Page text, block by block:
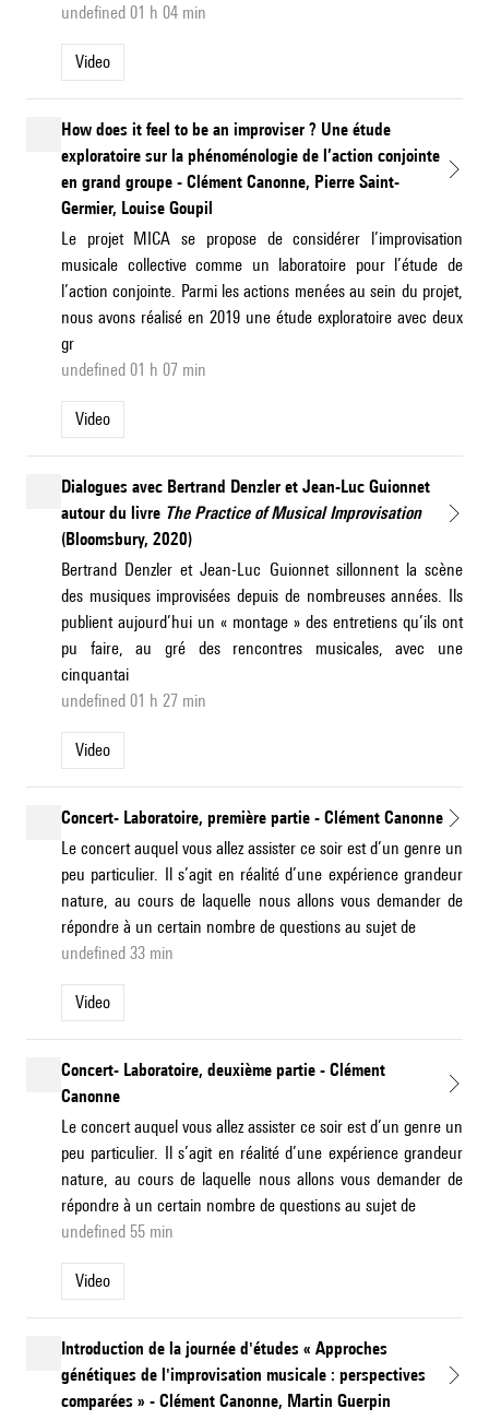
undefined 01 h 04 min
Video
How does it feel to be an improviser ? Une étude
exploratoire sur la phénoménologie de l’action conjointe
en grand groupe - Clément Canonne, Pierre Saint-
Germier, Louise Goupil
Le projet MICA se propose de considérer l’improvisation
musicale collective comme un laboratoire pour l’étude de
l’action conjointe. Parmi les actions menées au sein du projet,
nous avons réalisé en 2019 une étude exploratoire avec deux
gr
undefined 01 h 07 min
Video
Dialogues avec Bertrand Denzler et Jean-Luc Guionnet
autour du livre The Practice of Musical Improvisation
(Bloomsbury, 2020)
Bertrand Denzler et Jean-Luc Guionnet sillonnent la scène
des musiques improvisées depuis de nombreuses années. Ils
publient aujourd’hui un « montage » des entretiens qu’ils ont
pu faire, au gré des rencontres musicales, avec une
cinquantai
undefined 01 h 27 min
Video
Concert- Laboratoire, première partie - Clément Canonne
Le concert auquel vous allez assister ce soir est d’un genre un
peu particulier. Il s’agit en réalité d’une expérience grandeur
nature, au cours de laquelle nous allons vous demander de
répondre à un certain nombre de questions au sujet de
undefined 33 min
Video
Concert- Laboratoire, deuxième partie - Clément
Canonne
Le concert auquel vous allez assister ce soir est d’un genre un
peu particulier. Il s’agit en réalité d’une expérience grandeur
nature, au cours de laquelle nous allons vous demander de
répondre à un certain nombre de questions au sujet de
undefined 55 min
Video
Introduction de la journée d'études « Approches
génétiques de l'improvisation musicale : perspectives
comparées » - Clément Canonne, Martin Guerpin